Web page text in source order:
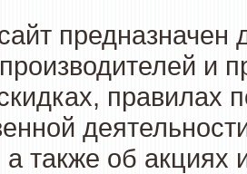
предназначен
и
правилах
а также об